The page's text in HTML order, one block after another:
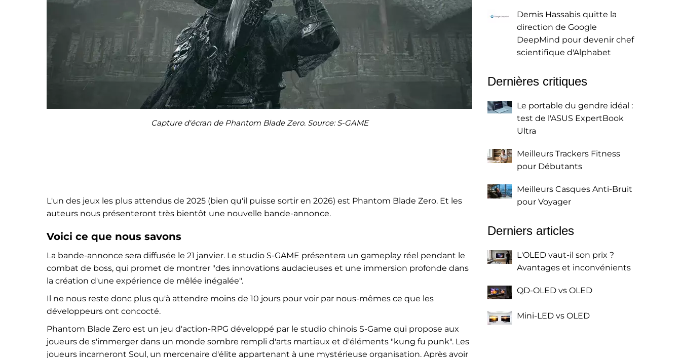
Capture d'écran de Phantom Blade Zero. Source: S-GAME
L'un des jeux les plus attendus de 2025 (bien qu'il puisse sortir en 2026) est Phantom Blade Zero. Et les
auteurs nous présenteront très bientôt une nouvelle bande-annonce.
Voici ce que nous savons
La bande-annonce sera diffusée le 21 janvier. Le studio S-GAME présentera un gameplay réel pendant le
combat de boss, qui promet de montrer "des innovations audacieuses et une immersion profonde dans
la création d'une expérience de mêlée inégalée".
Il ne nous reste donc plus qu'à attendre moins de 10 jours pour voir par nous-mêmes ce que les
développeurs ont concocté.
Phantom Blade Zero est un jeu d'action-RPG développé par le studio chinois S-Game qui propose aux
joueurs de s'immerger dans un monde sombre rempli d'arts martiaux et d'éléments "kung fu punk". Les
joueurs incarneront Soul, un mercenaire d'élite appartenant à une mystérieuse organisation. Après avoir
Demis Hassabis quitte la
direction de Google
DeepMind pour devenir chef
scientifique d'Alphabet
Dernières critiques
Le portable du gendre idéal :
test de l'ASUS ExpertBook
Ultra
Meilleurs Trackers Fitness
pour Débutants
Meilleurs Casques Anti-Bruit
pour Voyager
Derniers articles
L'OLED vaut-il son prix ?
Avantages et inconvénients
QD-OLED vs OLED
Mini-LED vs OLED